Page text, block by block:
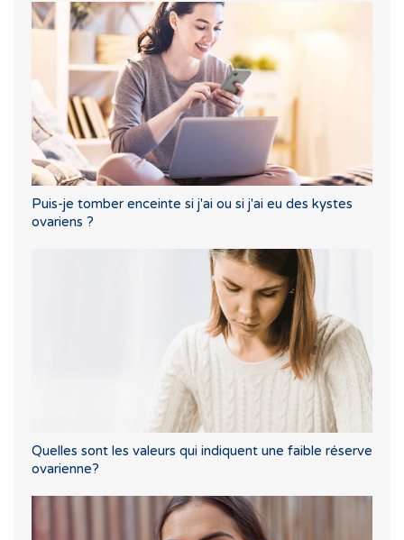
Puis-je tomber enceinte si j'ai ou si j'ai eu des kystes
ovariens ?
Quelles sont les valeurs qui indiquent une faible réserve
ovarienne?